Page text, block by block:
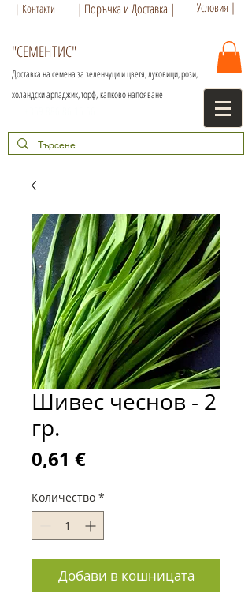
| Контакти | Поръчка и Доставка | Условия |
"СЕМЕНТИС"
Доставка на семена за зеленчуци и цветя, луковици, рози,
холандски арпаджик, торф,капково напояване
Шивес чеснов - 2
гр.
0,61 €Цена
Количество *
Добави в кошницата